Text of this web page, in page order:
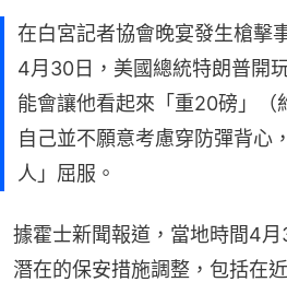
在白宮記者協會晚宴發生槍擊
4月30日，美國總統特朗普開
能會讓他看起來「重20磅」（
自己並不願意考慮穿防彈背心
人」屈服。
據霍士新聞報道，當地時間4月
潛在的保安措施調整，包括在